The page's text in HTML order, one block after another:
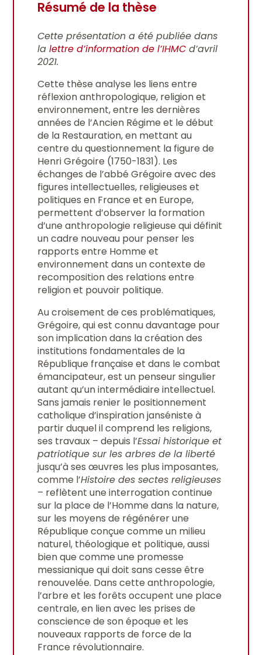
Résumé de la thèse
Cette présentation a été publiée dans
lalettre d’information de l’IHMCd’avril
2021.
Cette thèse analyse les liens entre
réflexion anthropologique, religion et
environnement, entre les dernières
années de l’Ancien Régime et le début
de la Restauration, en mettant au
centre du questionnement la figure de
Henri Grégoire (1750-1831). Les
échanges de l’abbé Grégoire avec des
figures intellectuelles, religieuses et
politiques en France et en Europe,
permettent d’observer la formation
d’une anthropologie religieuse qui définit
un cadre nouveau pour penser les
rapports entre Homme et
environnement dans un contexte de
recomposition des relations entre
religion et pouvoir politique.
Au croisement de ces problématiques,
Grégoire, qui est connu davantage pour
son implication dans la création des
institutions fondamentales de la
République française et dans le combat
émancipateur, est un penseur singulier
autant qu’un intermédiaire intellectuel.
Sans jamais renier le positionnement
catholique d’inspiration janséniste à
partir duquel il comprend les religions,
ses travaux – depuis l’Essai historique et
patriotique sur les arbres de la liberté
jusqu’à ses œuvres les plus imposantes,
comme l’Histoire des sectes religieuses
– reflètent une interrogation continue
sur la place de l’Homme dans la nature,
sur les moyens de régénérer une
République conçue comme un milieu
naturel, théologique et politique, aussi
bien que comme une promesse
messianique qui doit sans cesse être
renouvelée. Dans cette anthropologie,
l’arbre et les forêts occupent une place
centrale, en lien avec les prises de
conscience de son époque et les
nouveaux rapports de force de la
France révolutionnaire.